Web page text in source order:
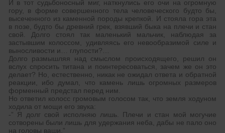
И в тот судьбоносный миг, наткнулись его очи на огромную
гору, в форме совершенного тела человеческого будто бы,
высеченного из каменной породы крепкой. И стояла гора эта
в позе, будто бы древний грек, взявший быка на плечи и стан
свой. Долго стоял так маленький мальчик, наблюдая за
застывшим колоссом, удивляясь его невообразимой силе и
выносливости и… глупости?…
Долго размышляя над смыслом происходящего, решил он
вслух спросить титана и поинтересоваться, зачем же он это
делает? Но, естественно, никак не ожидал ответа и обратной
реакции, ибо думал, что камень лишь огромных размеров
форменный предстал перед ним.
Но ответил колосс громовым голосом так, что земля ходуном
ходила от мощи его звука:
-” Я долг свой исполняю лишь. Плечи и стан мой могучие
сотворены были лишь для удержания неба, дабы не пало оно
на головы ваши.”